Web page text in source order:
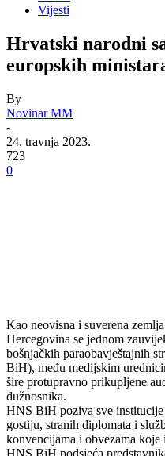
Vijesti
Hrvatski narodni
europskih
By
Novinar MM
-
24. travnja 2023.
723
0
Kao neovisna i suverena
Hercegovina se jednom
bošnjačkih paraobavještajnih
BiH), među medijskim
šire protupravno prikupljene
dužnosnika.
HNS BiH poziva sve institucije
gostiju, stranih diplomata i
konvencijama i obvezama koje
HNS BiH podsjeća